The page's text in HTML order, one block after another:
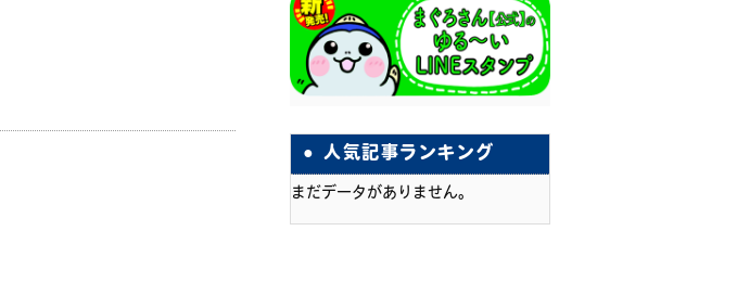
人気記事ランキング
まだデータがありません。